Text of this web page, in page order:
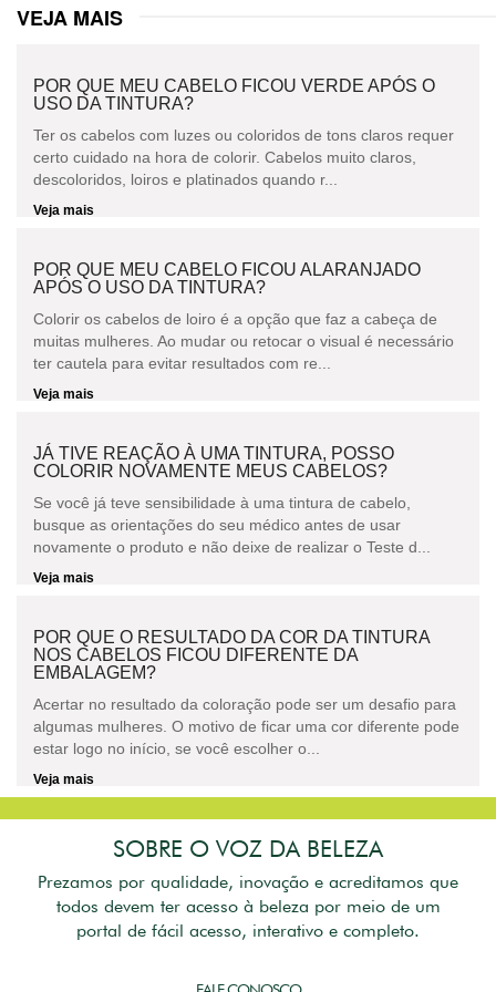
VEJA MAIS
POR QUE MEU CABELO FICOU VERDE APÓS O
USO DA TINTURA?
Ter os cabelos com luzes ou coloridos de tons claros requer
certo cuidado na hora de colorir. Cabelos muito claros,
descoloridos, loiros e platinados quando r...
Veja mais
POR QUE MEU CABELO FICOU ALARANJADO
APÓS O USO DA TINTURA?
Colorir os cabelos de loiro é a opção que faz a cabeça de
muitas mulheres. Ao mudar ou retocar o visual é necessário
ter cautela para evitar resultados com re...
Veja mais
JÁ TIVE REAÇÃO À UMA TINTURA, POSSO
COLORIR NOVAMENTE MEUS CABELOS?
Se você já teve sensibilidade à uma tintura de cabelo,
busque as orientações do seu médico antes de usar
novamente o produto e não deixe de realizar o Teste d...
Veja mais
POR QUE O RESULTADO DA COR DA TINTURA
NOS CABELOS FICOU DIFERENTE DA
EMBALAGEM?
Acertar no resultado da coloração pode ser um desafio para
algumas mulheres. O motivo de ficar uma cor diferente pode
estar logo no início, se você escolher o...
Veja mais
SOBRE O VOZ DA BELEZA
Prezamos por qualidade, inovação e acreditamos que
todos devem ter acesso à beleza por meio de um
portal de fácil acesso, interativo e completo.